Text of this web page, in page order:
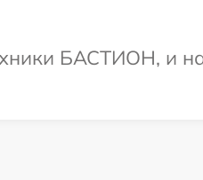
БАСТИОН, и